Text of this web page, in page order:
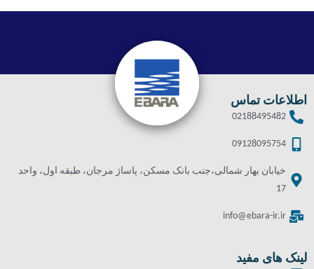
اطلاعات تماس
02188495482
09128095754
خیابان بهار شمالی،جنب بانک مسکن، پاساژ مرجان، طبقه اول، واحد
17
info@ebara-ir.ir
لینک های مفید